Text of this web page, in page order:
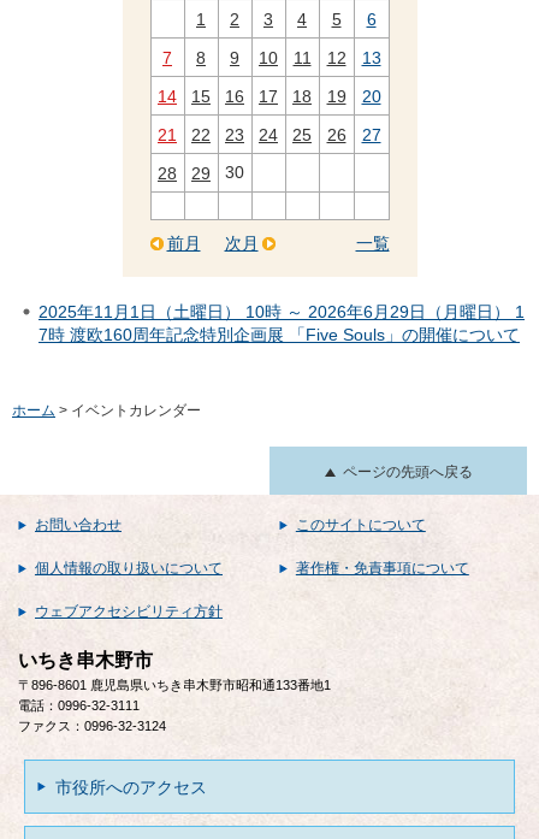
1
2 3 4 5
6
7
8 9 10 11 12
13
14
15 16 17 18 19
20
21
22 23 24 25 26
27
28
29 30
前月 一覧
次月
2025年11月1日（土曜日） 10時 ～ 2026年6月29日（月曜日） 1
7時 渡欧160周年記念特別企画展 「Five Souls」の開催について
ホーム > イベントカレンダー
ページの先頭へ戻る
お問い合わせ このサイトについて
個人情報の取り扱いについて 著作権・免責事項について
ウェブアクセシビリティ方針
いちき串木野市
〒896-8601 鹿児島県いちき串木野市昭和通133番地1
電話：0996-32-3111
ファクス：0996-32-3124
市役所へのアクセス